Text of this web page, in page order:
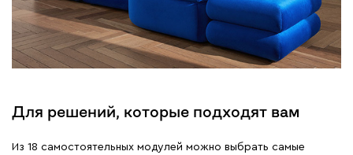
Для решений, которые подходят вам
Из 18 самостоятельных модулей можно выбрать самые